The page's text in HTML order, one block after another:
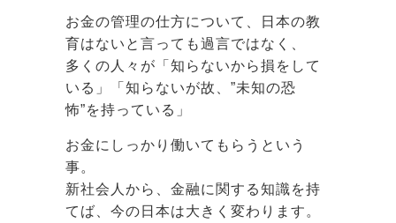
お金の管理の仕方について、日本の教
育はないと言っても過言ではなく、
多くの人々が「知らないから損をして
いる」「知らないが故、”未知の恐
怖”を持っている」
お金にしっかり働いてもらうという
事。
新社会人から、金融に関する知識を持
てば、今の日本は大きく変わります。